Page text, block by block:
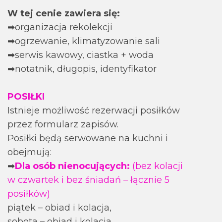
W tej cenie zawiera się:
➡organizacja rekolekcji
➡ogrzewanie, klimatyzowanie sali
➡serwis kawowy, ciastka + woda
➡notatnik, długopis, identyfikator
POSIŁKI
Istnieje możliwość rezerwacji posiłków
przez formularz zapisów.
Posiłki będą serwowane na kuchni i
obejmują:
➡Dla osób nienocujących: (bez kolacji
w czwartek i bez śniadań – łącznie 5
posiłków)
piątek – obiad i kolacja,